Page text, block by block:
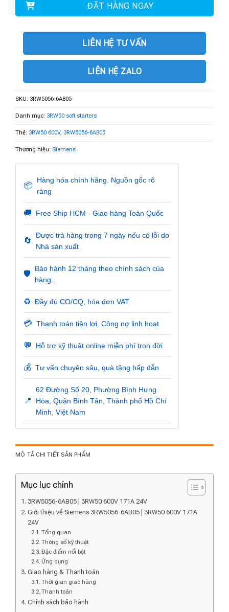
ĐẶT HÀNG NGAY
LIÊN HỆ TƯ VẤN
LIÊN HỆ ZALO
SKU: 3RW5056-6AB05
Danh mục: 3RW50 soft starters
Thẻ: 3RW50 600V, 3RW5056-6AB05
Thương hiệu: Siemens
📦
Hàng hóa chính hãng. Nguồn gốc rõ
ràng
🚚 Free Ship HCM - Giao hàng Toàn Quốc
🔄
Được trả hàng trong 7 ngày nếu có lỗi do
Nhà sản xuất
🛡️
Bảo hành 12 tháng theo chính sách của
hàng .
♻️ Đầy đủ CO/CQ, hóa đơn VAT
💳 Thanh toán tiện lợi. Công nợ linh hoạt
💬 Hỗ trợ kỹ thuật online miễn phí trọn đời
💰 Tư vấn chuyên sâu, quà tặng hấp dẫn
📍
62 Đường Số 20, Phường Bình Hưng
Hòa, Quận Bình Tân, Thành phố Hồ Chí
Minh, Việt Nam
MÔ TẢ CHI TIẾT SẢN PHẨM
Mục lục chính
3RW5056-6AB05 | 3RW50 600V 171A 24V
Giới thiệu về Siemens 3RW5056-6AB05 | 3RW50 600V 171A
24V
Tổng quan
Thông số kỹ thuật
Đặc điểm nổi bật
Ứng dụng
Giao hàng & Thanh toán
Thời gian giao hàng
Thanh toán
Chính sách bảo hành